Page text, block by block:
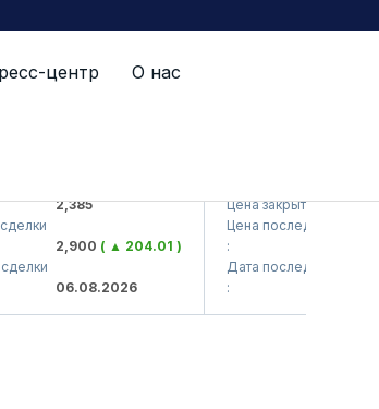
центр О нас
2,385
2,900( ▲ 204.01 )
06.08.2026
Цена закрытия :
Цена последний сделки
Дата последней сделки